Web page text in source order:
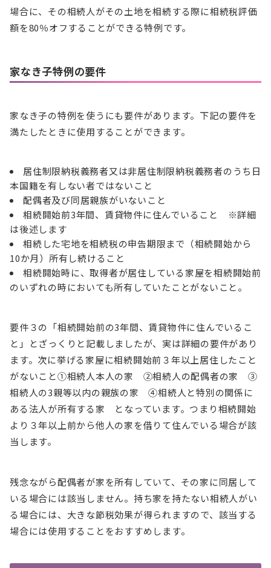
場合に、その相続人がその土地を相続する際に相続税評価
額を80％オフすることができる特例です。
家なき子特例の要件
家なき子の特例を使うにも要件があります。下記の要件を
満たしたときに使用することができます。
居住制限納税義務者又は非居住制限納税義務者のうち日
本国籍を有しない者ではないこと
配偶者及び同居親族がいないこと
相続開始前3年間、賃貸物件に住んでいること ※詳細
は後述します
相続した宅地を相続税の申告期限まで（相続開始から
10か月）所有し続けること
相続開始時に、取得者が居住している家屋を相続開始前
のいずれの時においても所有していたことがないこと。
要件３の「相続開始前の3年間、賃貸物件に住んでいるこ
と」とざっくりと記載しましたが、実は詳細の要件があり
ます。次に挙げる家屋に相続開始前３年以上居住したこと
がないこと①相続人本人の家 ②相続人の配偶者の家 ③
相続人の3親等以内の親族の家 ④相続人と特別の関係に
ある法人が所有する家 となっています。つまり相続開始
より３年以上前から他人の家を借りて住んでいる場合が該
当します。
残念ながら配偶者が家を所有していて、その家に同居して
いる場合には該当しません。持ち家を持たない相続人がい
る場合には、大きな節税効果が得られますので、該当する
場合には使用することをおすすめします。